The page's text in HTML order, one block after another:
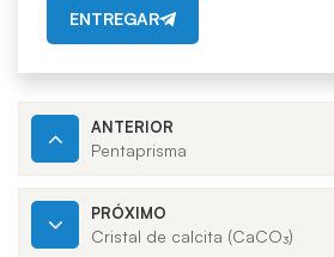
ENTREGAR
ANTERIOR
Pentaprisma
PRÓXIMO
Cristal de calcita (CaCO₃)